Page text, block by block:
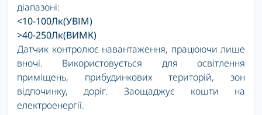
діапазоні:
<10-100Лк(УВІМ)
>40-250Лк(ВИМК)
Датчик контролює навантаження, працюючи лише
вночі. Використовується для освітлення
приміщень, прибудинкових територій, зон
відпочинку, доріг. Заощаджує кошти на
електроенергії.